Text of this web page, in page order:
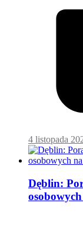
4 listopada
Dęblin: